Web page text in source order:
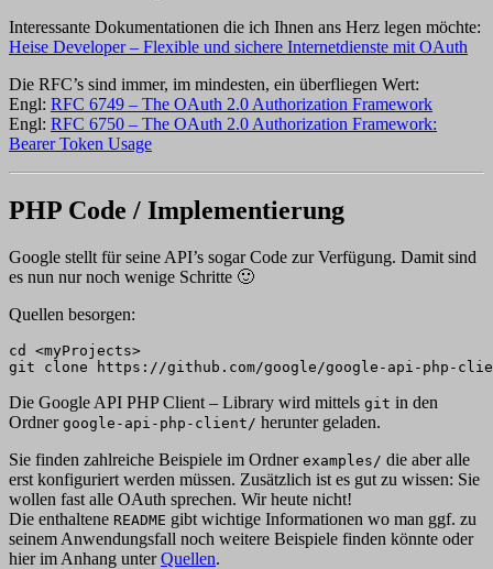
Interessante Dokumentationen die ich Ihnen ans Herz legen möchte:
Heise Developer – Flexible und sichere Internetdienste mit OAuth
Die RFC’s sind immer, im mindesten, ein überfliegen Wert:
Engl: RFC 6749 – The OAuth 2.0 Authorization Framework
Engl: RFC 6750 – The OAuth 2.0 Authorization Framework:
Bearer Token Usage
PHP Code / Implementierung
Google stellt für seine API’s sogar Code zur Verfügung. Damit sind
es nun nur noch wenige Schritte 🙂
Quellen besorgen:
cd <myProjects>
Die Google API PHP Client – Library wird mittels git in den
Ordner google-api-php-client/ herunter geladen.
Sie finden zahlreiche Beispiele im Ordner examples/ die aber alle
erst konfiguriert werden müssen. Zusätzlich ist es gut zu wissen: Sie
wollen fast alle OAuth sprechen. Wir heute nicht!
Die enthaltene README gibt wichtige Informationen wo man ggf. zu
seinem Anwendungsfall noch weitere Beispiele finden könnte oder
hier im Anhang unterQuellen.